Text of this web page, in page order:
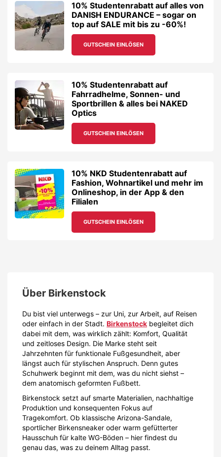
10% Studentenrabatt auf alles von
DANISH ENDURANCE – sogar on
top auf SALE mit bis zu -60%!
GUTSCHEIN EINLÖSEN
10% Studentenrabatt auf
Fahrradhelme, Sonnen- und
Sportbrillen & alles bei NAKED
Optics
GUTSCHEIN EINLÖSEN
10% NKD Studentenrabatt auf
Fashion, Wohnartikel und mehr im
Onlineshop, in der App & den
Filialen
GUTSCHEIN EINLÖSEN
Über Birkenstock
Du bist viel unterwegs – zur Uni, zur Arbeit, auf Reisen
oder einfach in der Stadt. Birkenstock begleitet dich
dabei mit dem, was wirklich zählt: Komfort, Qualität
und zeitloses Design. Die Marke steht seit
Jahrzehnten für funktionale Fußgesundheit, aber
längst auch für stylischen Anspruch. Denn gutes
Schuhwerk beginnt mit dem, was du nicht siehst –
dem anatomisch geformten Fußbett.
Birkenstock setzt auf smarte Materialien, nachhaltige
Produktion und konsequenten Fokus auf
Tragekomfort. Ob klassische Arizona-Sandale,
sportlicher Birkensneaker oder warm gefütterter
Hausschuh für kalte WG-Böden – hier findest du
genau das, was zu deinem Alltag passt.